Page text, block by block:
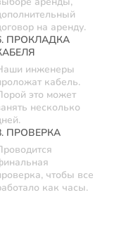
на аренду.
ПРОКЛАДКА
инженеры
кабель.
это может
несколько
ПРОВЕРКА
чтобы все
как часы.